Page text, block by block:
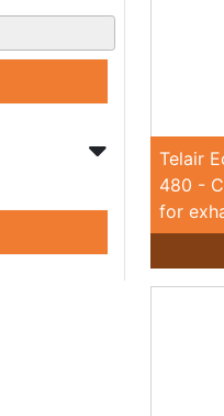
Telair
480 -
for